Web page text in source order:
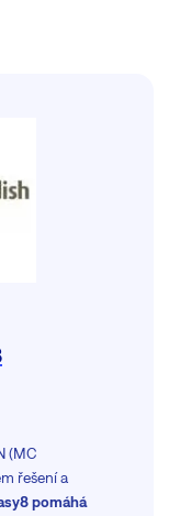
(MC
řešení a
pomáhá